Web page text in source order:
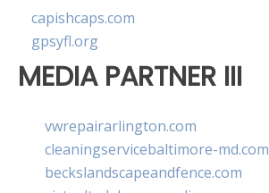
capishcaps.com
gpsyfl.org
MEDIA PARTNER III
vwrepairarlington.com
cleaningservicebaltimore-md.com
beckslandscapeandfence.com